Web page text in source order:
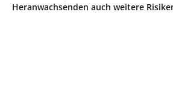
Heranwachsenden auch weitere